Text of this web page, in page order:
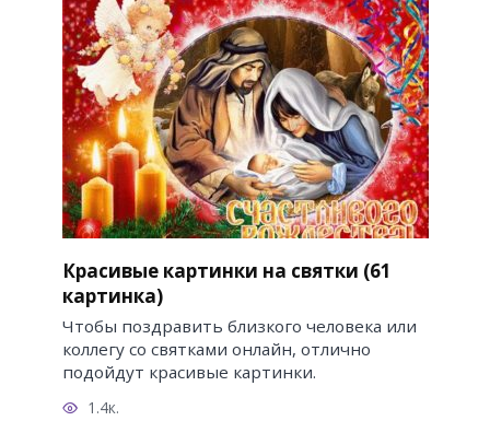
Красивые картинки на святки (61
картинка)
Чтобы поздравить близкого человека или
коллегу со святками онлайн, отлично
подойдут красивые картинки.
1.4к.